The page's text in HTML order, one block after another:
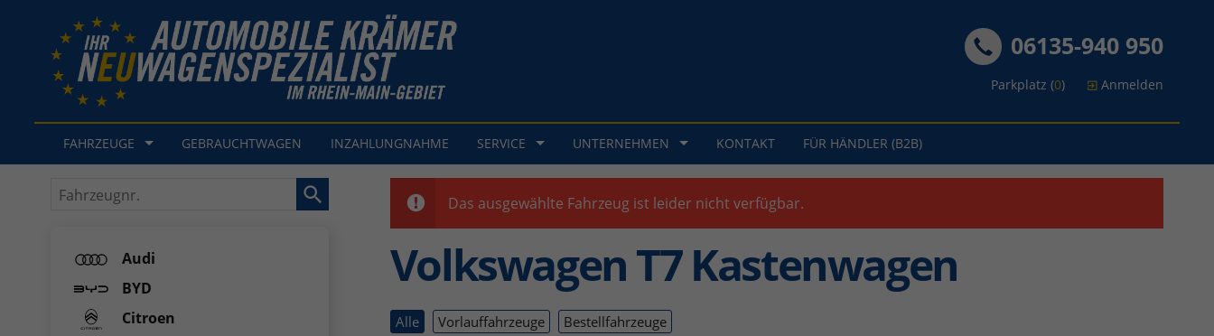
06135-940 950
Parkplatz (0) Anmelden
FAHRZEUGE GEBRAUCHTWAGEN INZAHLUNGNAHME SERVICE UNTERNEHMEN KONTAKT FÜR HÄNDLER (B2B)
Das ausgewählte Fahrzeug ist leider nicht verfügbar.
Volkswagen T7 Kastenwagen
Alle Vorlauffahrzeuge Bestellfahrzeuge
Fahrzeugnr.
Audi
BYD
Citroen